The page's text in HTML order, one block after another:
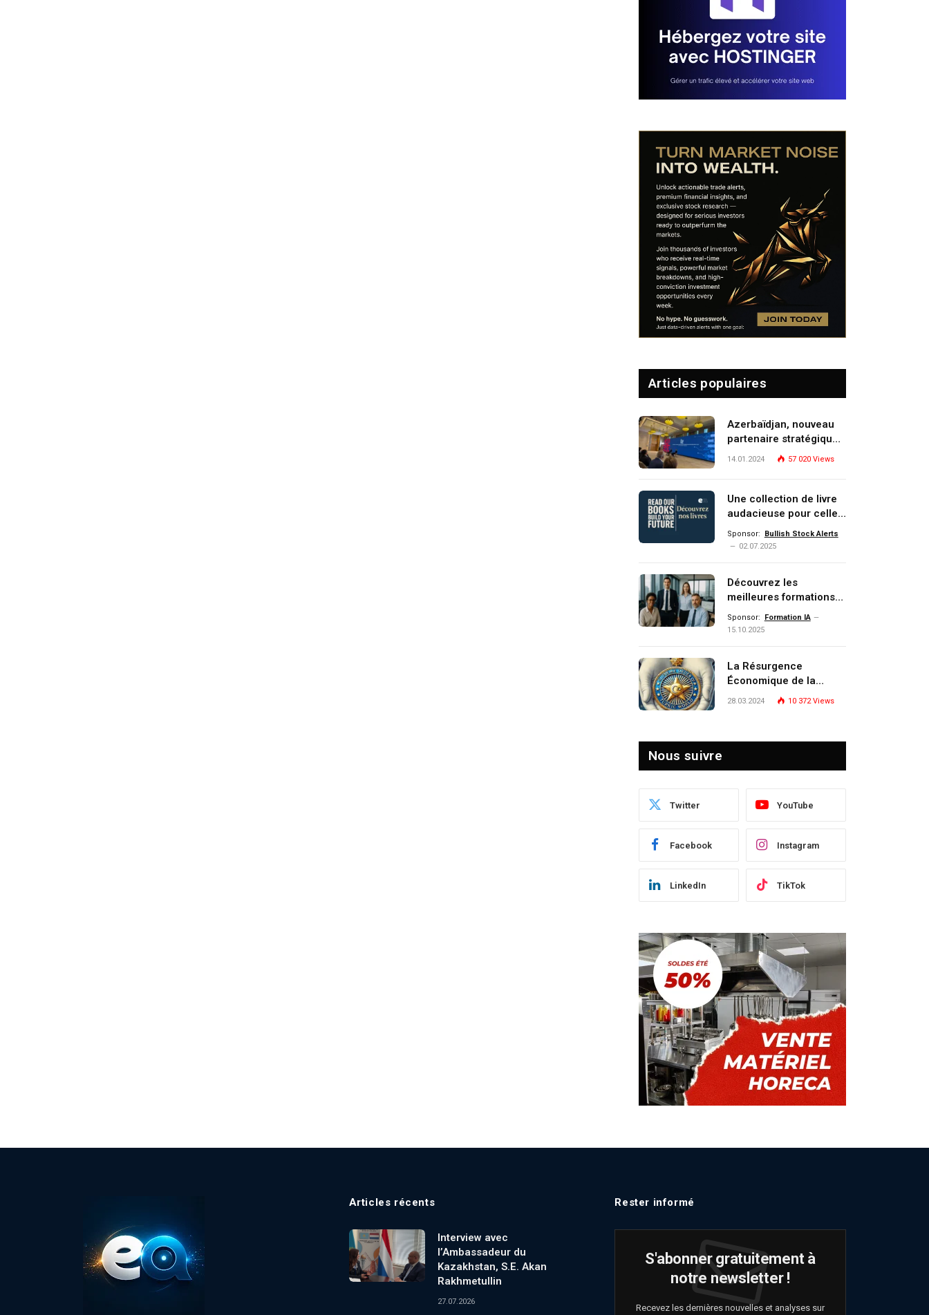
Articles populaires
Azerbaïdjan, nouveau
partenaire stratégique
de l’Union européenne
14.01.2024 57 020 Views
Une collection de livre
audacieuse pour celles
et ceux qui veulent
comprendre, investir et
Sponsor:
Bullish Stock Alerts
02.07.2025
Découvrez les
meilleures formations
Data, IA, automatisation
et investissement
écosystème d’experts
Sponsor:
Formation IA
15.10.2025
La Résurgence
Économique de la
Turquie : Naviguer dans
28.03.2024 10 372Views
Nous suivre
Twitter YouTube
Facebook Instagram
LinkedIn TikTok
Articles récents
Interview avec
l’Ambassadeur du
Kazakhstan, S.E. Akan
Rakhmetullin
27.07.2026
Rester informé
S'abonner gratuitement à
notre newsletter !
Recevez les dernières nouvelles et analyses sur